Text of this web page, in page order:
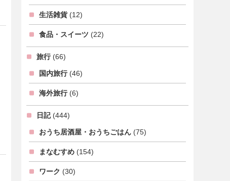
生活雑貨 (12)
食品・スイーツ (22)
旅行(66)
国内旅行(46)
海外旅行(6)
日記(444)
おうち居酒屋・おうちごはん (75)
まなむすめ (154)
ワーク (30)